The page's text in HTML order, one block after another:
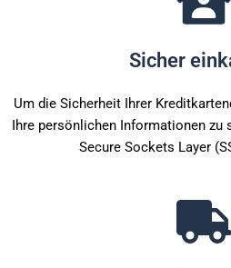
Sicher
Um die Sicherheit Ihrer
Ihre persönlichen Informationen zu
Secure Sockets Layer